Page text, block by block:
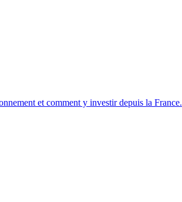
et comment y investir depuis la France.